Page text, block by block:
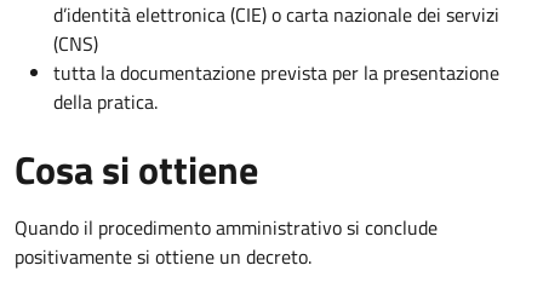
d’identità elettronica (CIE) o carta nazionale dei servizi
(CNS)
tutta la documentazione prevista per la presentazione
della pratica.
Cosa si ottiene
Quando il procedimento amministrativo si conclude
positivamente si ottiene un decreto.